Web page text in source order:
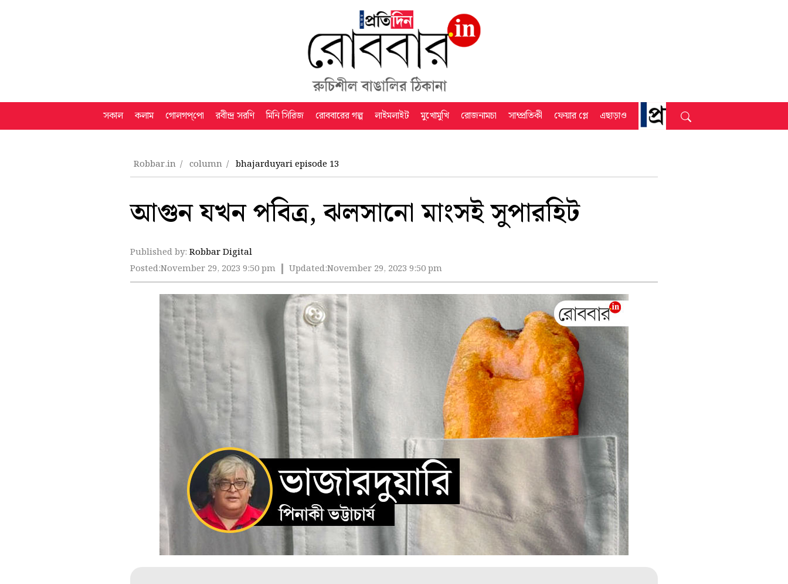
সকাল কলাম গোলগপ্‌পো রবীন্দ্র সরণি মিনি সিরিজ রোববারের গল্প লাইমলাইট মুখোমুখি রোজনামচা সাম্প্রতিকী ফেয়ার প্লে এছাড়াও
Robbar.in column bhajarduyari episode 13
আগুন যখন পবিত্র, ঝলসানো মাংসই সুপারহিট
Published by: Robbar Digital
Posted:November 29, 2023 9:50 pm Updated:November 29, 2023 9:50 pm